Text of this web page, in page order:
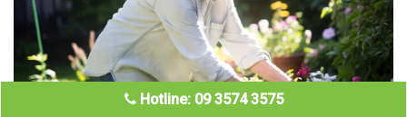
Hotline: 09 3574 3575